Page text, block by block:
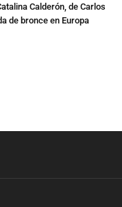
Calderón, de Carlos
de bronce en Europa